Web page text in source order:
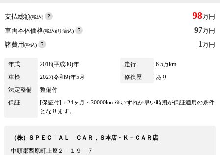
支払総額(税込) 98万円
車両本体価格(税込)(リ済込) 97万円
諸費用(税込) 1万円
年式 2018(平成30)年 走行
6.5万km
車検
2027(令和9)年5月 修復歴
あり
法定整備
整備付
保証
[保証付]：24ヶ月・30000km ※いずれか早い時期が保証適用の条件
となります。
（株）ＳＰＥＣＩＡＬ ＣＡＲ，Ｓ本店・Ｋ－ＣＡＲ店
中頭郡西原町上原２－１９－７